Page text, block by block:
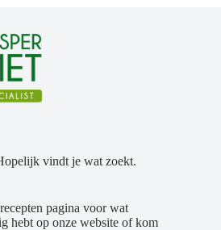
vindt je wat zoekt.
pagina voor wat
hebt op onze website of kom